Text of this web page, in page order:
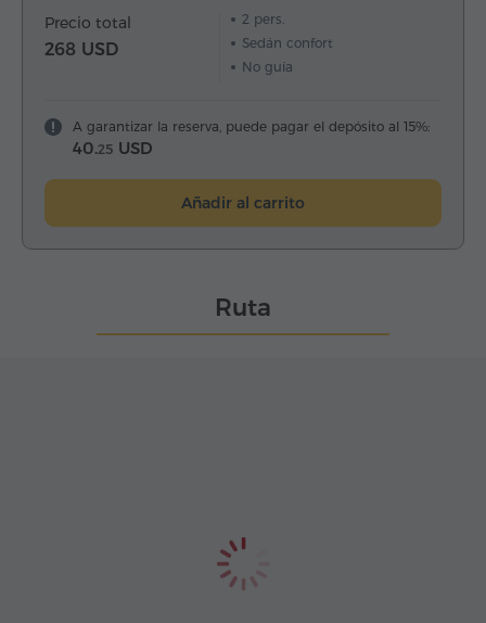
Precio total
268 USD
2pers.
Sedán confort
No guía
A garantizar la reserva, puede pagar el depósito al 15%:
40.25 USD
Añadir al carrito
Ruta